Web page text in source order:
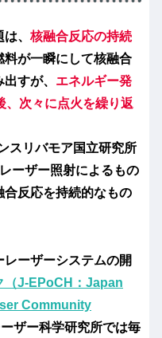
、 核融合反応の持続
料が一瞬にして核融合
すが、 エネルギー発
、次々に点火を繰り返
スリバモア国立研究所
ーザー照射によるもの
反応を持続的なもの
ーザーシステムの開
（J-EPoCH：Japan
Community
ザー科学研究所では毎